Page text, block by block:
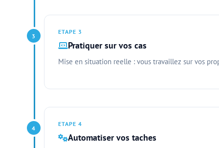
3
ETAPE 3
Pratiquer sur vos cas
Mise en situation reelle : vous travaillez sur vos
4
ETAPE 4
Automatiser vos taches